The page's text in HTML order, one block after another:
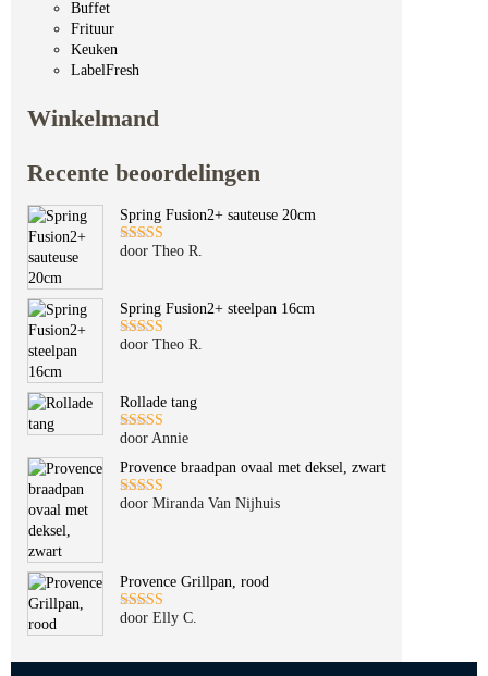
Buffet
Frituur
Keuken
LabelFresh
Winkelmand
Recente beoordelingen
Spring Fusion2+ sauteuse 20cm
Gewaardeerd
door Theo R.
Spring Fusion2+ steelpan 16cm
Gewaardeerd
door Theo R.
Rollade tang
Gewaardeerd
5
door Annie
Provence braadpan ovaal met deksel, zwart
Gewaardeerd
door Miranda Van Nijhuis
Provence Grillpan, rood
Gewaardeerd
door Elly C.